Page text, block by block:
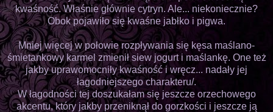
kwaśność. Właśnie głównie cytryn. Ale... niekoniecznie?
Obok pojawiło się kwaśne jabłko i pigwa.
Mniej więcej w połowie rozpływania się kęsa maślano-
śmietankowy karmel zmienił siew jogurt i maślankę. One też
jakby uprawomocniły kwaśność i wręcz... nadały jej
łagodniejszego charakteru/.
W łagodności tej doszukałam się jeszcze orzechowego
akcentu, który jakby przeniknął do gorzkości i jeszcze ją